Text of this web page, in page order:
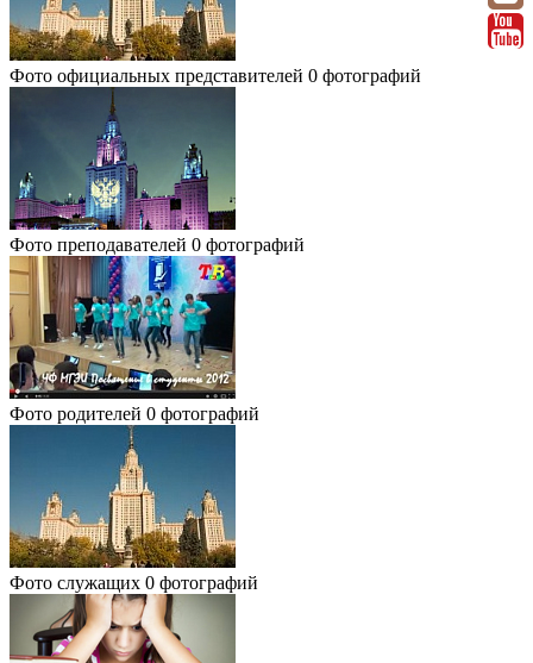
Фото официальных представителей 0 фотографий
Фото преподавателей 0 фотографий
Фото родителей 0 фотографий
Фото служащих 0 фотографий